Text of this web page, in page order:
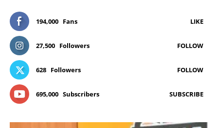
194,000 Fans LIKE
27,500 Followers FOLLOW
628 Followers FOLLOW
695,000 Subscribers SUBSCRIBE